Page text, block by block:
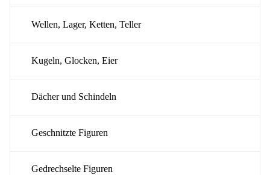
Wellen, Lager, Ketten, Teller
Kugeln, Glocken, Eier
Dächer und Schindeln
Geschnitzte Figuren
Gedrechselte Figuren